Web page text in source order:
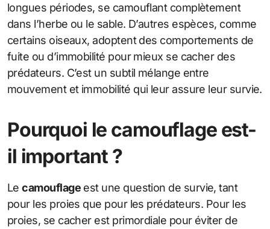
longues périodes, se camouflant complètement
dans l’herbe ou le sable. D’autres espèces, comme
certains oiseaux, adoptent des comportements de
fuite ou d’immobilité pour mieux se cacher des
prédateurs. C’est un subtil mélange entre
mouvement et immobilité qui leur assure leur survie.
Pourquoi le camouflage est-
il important ?
Lecamouflage est une question de survie, tant
pour les proies que pour les prédateurs. Pour les
proies, se cacher est primordiale pour éviter de